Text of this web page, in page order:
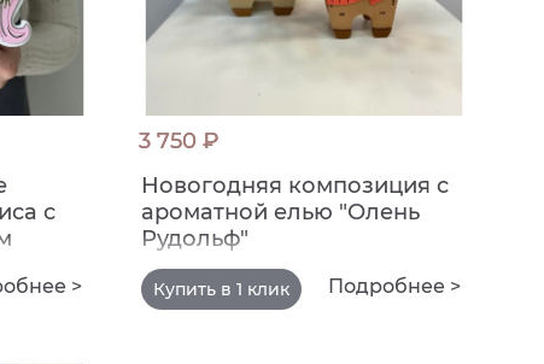
с
>
3 750 ₽
Новогодняя композиция с
ароматной елью "Олень
Рудольф"
Купить в 1 клик Подробнее >